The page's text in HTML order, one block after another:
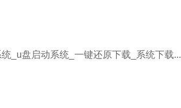
_u盘启动系统_一键还原下载_系统下载...